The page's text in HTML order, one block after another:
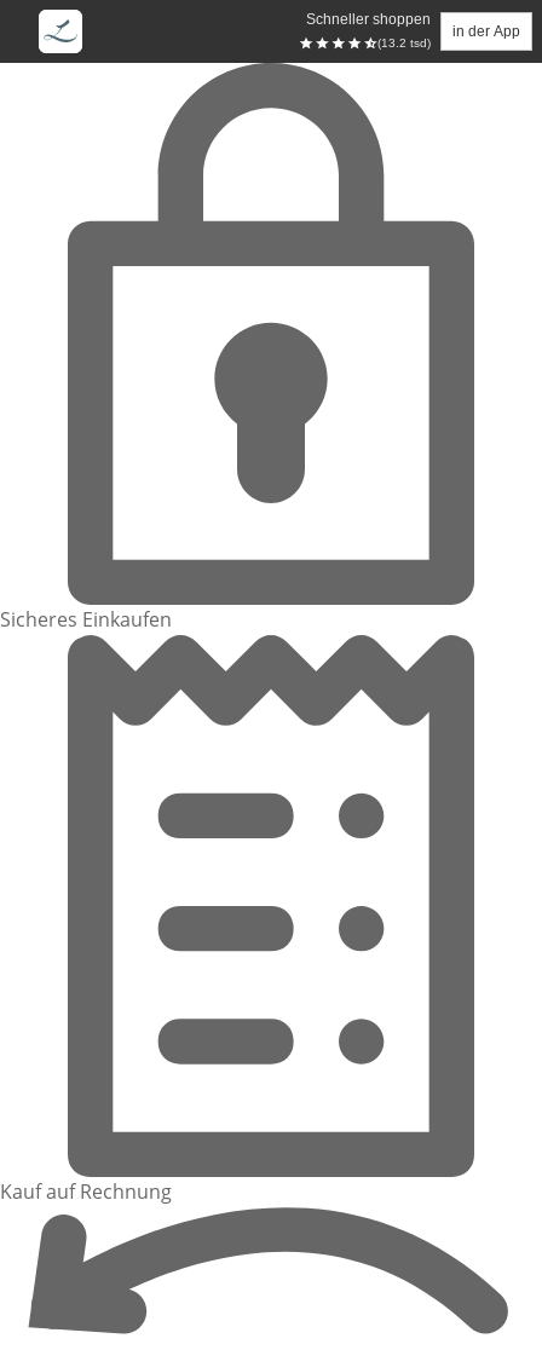
Schneller shoppen
(13.2 tsd)
in der App
Zum Hauptinhalt springen
Sicheres Einkaufen
Kauf auf Rechnung